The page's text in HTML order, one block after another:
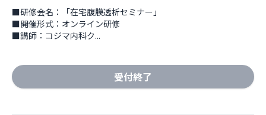
■研修会名：「在宅腹膜透析セミナー」
■開催形式：オンライン研修
■講師：コジマ内科ク...
受付終了